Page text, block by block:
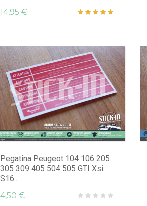
14,95 €
Pegatina Peugeot 104 106 205
305 309 405 504 505 GTI Xsi
S16...
4,50 €